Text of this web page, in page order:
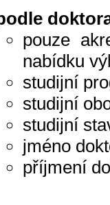
pouze
nabídku
studijní
studijní
studijní
jméno
příjmení